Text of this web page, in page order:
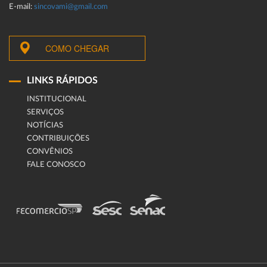
E-mail: sincovami@gmail.com
COMO CHEGAR
LINKS RÁPIDOS
INSTITUCIONAL
SERVIÇOS
NOTÍCIAS
CONTRIBUIÇÕES
CONVÊNIOS
FALE CONOSCO